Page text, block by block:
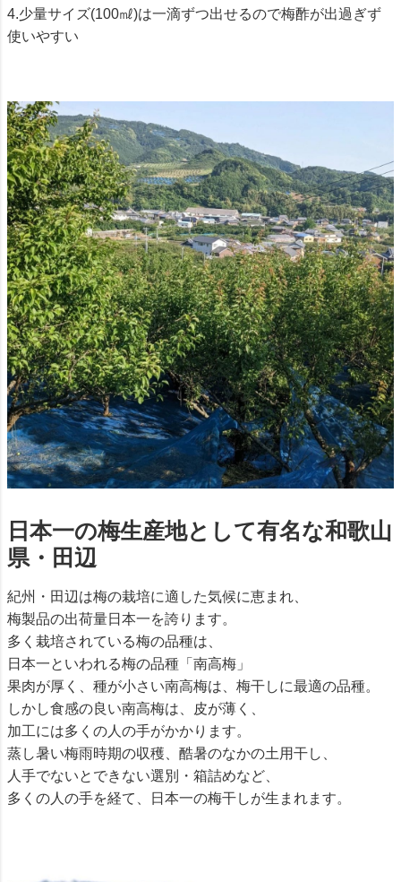
4.少量サイズ(100㎖)は一滴ずつ出せるので梅酢が出過ぎず
使いやすい
日本一の梅生産地として有名な和歌山
県・田辺
紀州・田辺は梅の栽培に適した気候に恵まれ、
梅製品の出荷量日本一を誇ります。
多く栽培されている梅の品種は、
日本一といわれる梅の品種「南高梅」
果肉が厚く、種が小さい南高梅は、梅干しに最適の品種。
しかし食感の良い南高梅は、皮が薄く、
加工には多くの人の手がかかります。
蒸し暑い梅雨時期の収穫、酷暑のなかの土用干し、
人手でないとできない選別・箱詰めなど、
多くの人の手を経て、日本一の梅干しが生まれます。